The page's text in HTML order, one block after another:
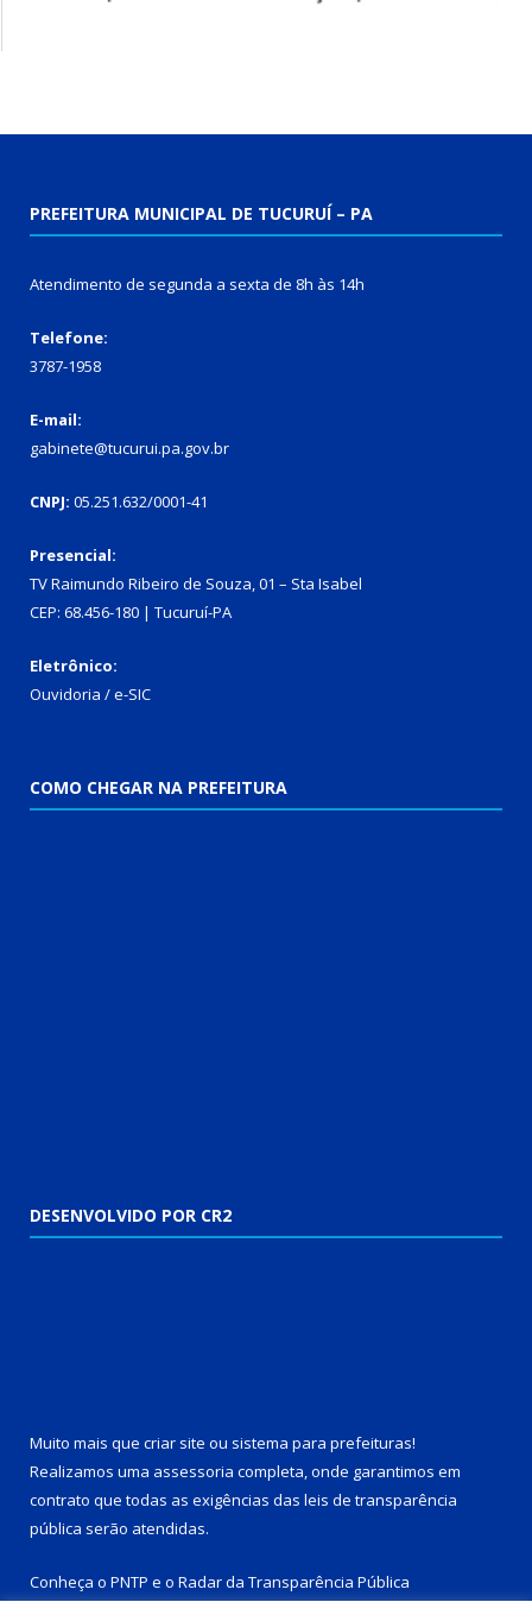
PREFEITURA MUNICIPAL DE TUCURUÍ – PA
Atendimento de segunda a sexta de 8h às 14h
Telefone:
3787-1958
E-mail:
gabinete@tucurui.pa.gov.br
CNPJ: 05.251.632/0001-41
Presencial:
TV Raimundo Ribeiro de Souza, 01 – Sta Isabel
CEP: 68.456-180 | Tucuruí-PA
Eletrônico:
Ouvidoria /e-SIC
COMO CHEGAR NA PREFEITURA
DESENVOLVIDO POR CR2
Muito mais que criar site ou sistema para prefeituras!
Realizamos uma assessoria completa, onde garantimos em
contrato que todas as exigências das leis de transparência
pública serão atendidas.
Conheça o PNTP e o Radar da Transparência Pública